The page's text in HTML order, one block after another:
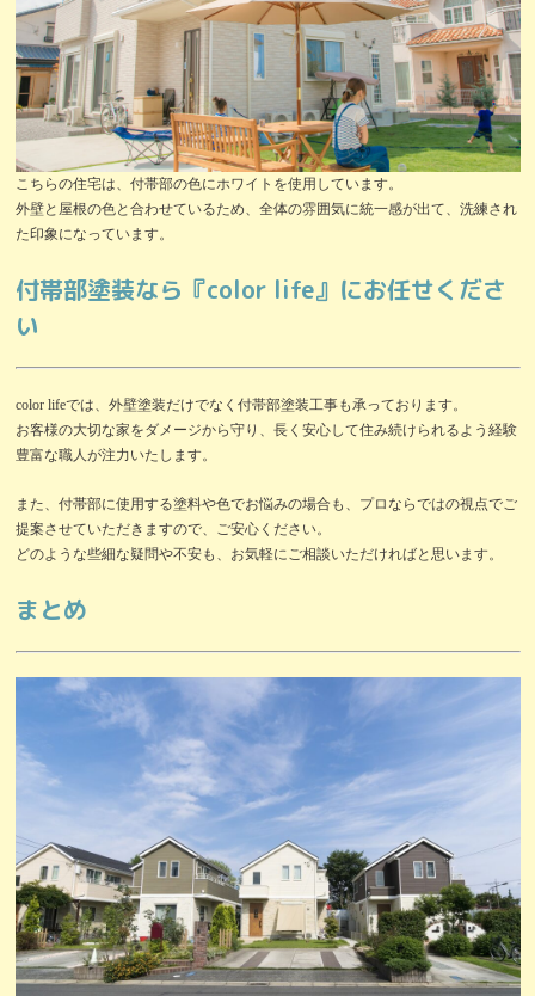
こちらの住宅は、付帯部の色にホワイトを使用しています。
外壁と屋根の色と合わせているため、全体の雰囲気に統一感が出て、洗練され
た印象になっています。
付帯部塗装なら『color life』にお任せくださ
い
color lifeでは、外壁塗装だけでなく付帯部塗装工事も承っております。
お客様の大切な家をダメージから守り、長く安心して住み続けられるよう経験
豊富な職人が注力いたします。
また、付帯部に使用する塗料や色でお悩みの場合も、プロならではの視点でご
提案させていただきますので、ご安心ください。
どのような些細な疑問や不安も、お気軽にご相談いただければと思います。
まとめ